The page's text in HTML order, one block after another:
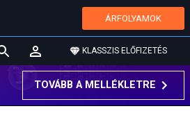
ÁRFOLYAMOK
KLASSZIS ELŐFIZETÉS
TOVÁBB A MELLÉKLETRE